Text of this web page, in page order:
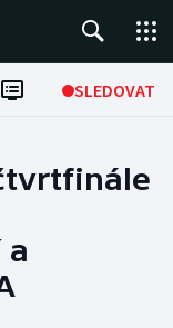
SLEDOVAT
a